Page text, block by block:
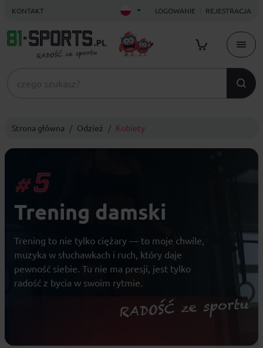
KONTAKT LOGOWANIE REJESTRACJA
Strona główna Odzież Kobiety
# 5
Trening damski
Trening to nie tylko ciężary — to moje chwile,
muzyka w słuchawkach i ruch, który daje
pewność siebie. Tu nie ma presji, jest tylko
radość z bycia w swoim rytmie.